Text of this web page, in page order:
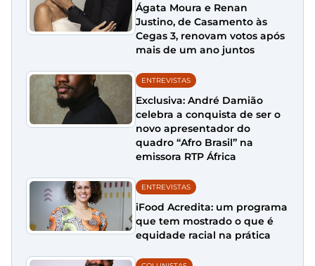
Ágata Moura e Renan
Justino, de Casamento às
Cegas 3, renovam votos após
mais de um ano juntos
ENTREVISTAS
Exclusiva: André Damião
celebra a conquista de ser o
novo apresentador do
quadro “Afro Brasil” na
emissora RTP África
ENTREVISTAS
iFood Acredita: um programa
que tem mostrado o que é
equidade racial na prática